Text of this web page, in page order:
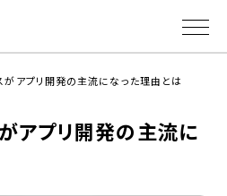
がアプリ開発の主流になった理由とは
アプリ開発の主流に